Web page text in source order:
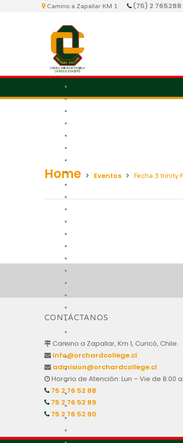
Camino a Zapallar KM 1 (75) 2 765288
Home Eventos Fecha 3 trinity
CONTÁCTANOS
Camino a Zapallar, Km 1, Curicó, Chile.
info@orchardcollege.cl
admision@orchardcollege.cl
Horario de Atención: Lun – Vie de 8:00 a
75 2 76 52 88
75 2 76 52 89
75 2 76 52 90